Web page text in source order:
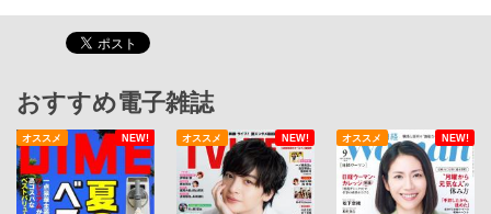
おすすめ電子雑誌
NEW!
オススメ NEW!
オススメ NEW!
オススメ